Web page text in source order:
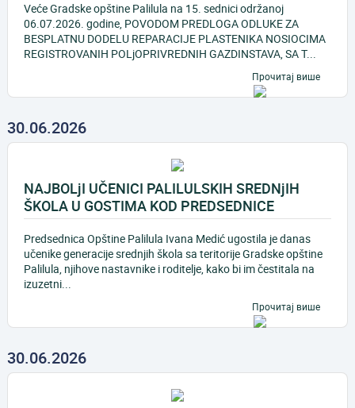
Veće Gradske opštine Palilula na 15. sednici održanoj
06.07.2026. godine, POVODOM PREDLOGA ODLUKE ZA
BESPLATNU DODELU REPARACIJE PLASTENIKA NOSIOCIMA
REGISTROVANIH POLjOPRIVREDNIH GAZDINSTAVA, SA T...
Прочитај више
30.06.2026
NAJBOLjI UČENICI PALILULSKIH SREDNjIH
ŠKOLA U GOSTIMA KOD PREDSEDNICE
Predsednica Opštine Palilula Ivana Medić ugostila je danas
učenike generacije srednjih škola sa teritorije Gradske opštine
Palilula, njihove nastavnike i roditelje, kako bi im čestitala na
izuzetni...
Прочитај више
30.06.2026